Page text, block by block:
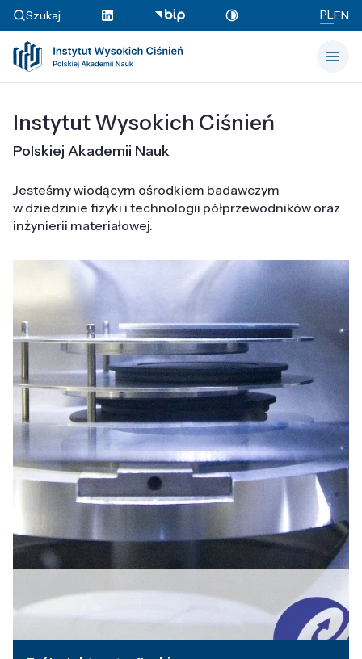
Szukaj PLEN
Instytut Wysokich Ciśnień
Polskiej Akademii Nauk
Jesteśmy wiodącym ośrodkiem badawczym
w dziedzinie fizyki i technologii półprzewodników oraz
inżynierii materiałowej.